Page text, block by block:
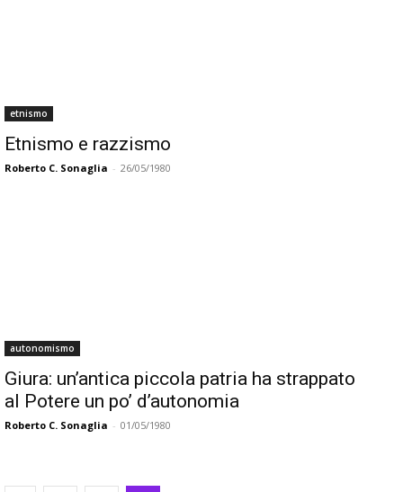
etnismo
Etnismo e razzismo
Roberto C. Sonaglia - 26/05/1980
autonomismo
Giura: un’antica piccola patria ha strappato
al Potere un po’ d’autonomia
Roberto C. Sonaglia - 01/05/1980